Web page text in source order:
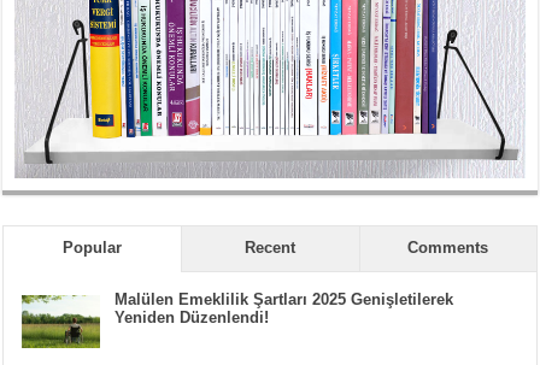
Popular Recent Comments
Malülen Emeklilik Şartları 2025 Genişletilerek
Yeniden Düzenlendi!